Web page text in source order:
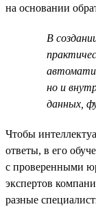
на основании
В
но и
данных,
Чтобы
ответы, в его
с проверенными
экспертов
разные